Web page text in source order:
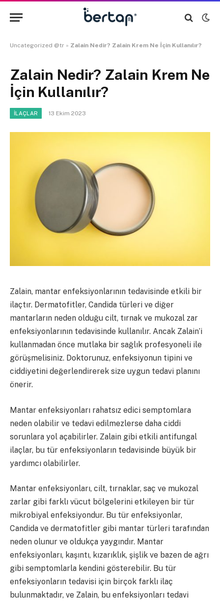
Uncategorized @tr » Zalain Nedir? Zalain Krem Ne İçin Kullanılır?
Zalain Nedir? Zalain Krem Ne
İçin Kullanılır?
İLAÇLAR 13 Ekim 2023
Zalain, mantar enfeksiyonlarının tedavisinde etkili bir
ilaçtır. Dermatofitler, Candida türleri ve diğer
mantarların neden olduğu cilt, tırnak ve mukozal zar
enfeksiyonlarının tedavisinde kullanılır. Ancak Zalain’i
kullanmadan önce mutlaka bir sağlık profesyoneli ile
görüşmelisiniz. Doktorunuz, enfeksiyonun tipini ve
ciddiyetini değerlendirerek size uygun tedavi planını
önerir.
Mantar enfeksiyonları rahatsız edici semptomlara
neden olabilir ve tedavi edilmezlerse daha ciddi
sorunlara yol açabilirler. Zalain gibi etkili antifungal
ilaçlar, bu tür enfeksiyonların tedavisinde büyük bir
yardımcı olabilirler.
Mantar enfeksiyonları, cilt, tırnaklar, saç ve mukozal
zarlar gibi farklı vücut bölgelerini etkileyen bir tür
mikrobiyal enfeksiyondur. Bu tür enfeksiyonlar,
Candida ve dermatofitler gibi mantar türleri tarafından
neden olunur ve oldukça yaygındır. Mantar
enfeksiyonları, kaşıntı, kızarıklık, şişlik ve bazen de ağrı
gibi semptomlarla kendini gösterebilir. Bu tür
enfeksiyonların tedavisi için birçok farklı ilaç
bulunmaktadır, ve Zalain, bu enfeksiyonları tedavi